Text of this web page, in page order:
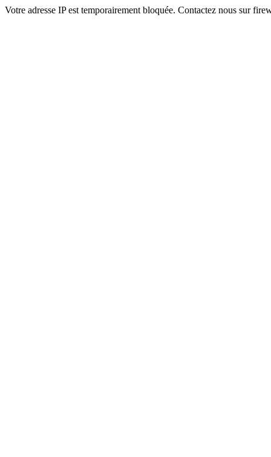
Votre adresse IP est temporairement bloquée. Contactez nous sur